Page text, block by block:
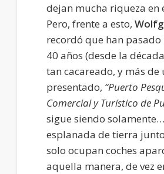
dejan mucha riqueza en
Pero, frente a esto,
recordó que han
40 años (desde la
tan cacareado, y más de
presentado, “Puerto
Comercial y Turístico de
sigue siendo
esplanada de tierra
solo ocupan coches
aquella manera, de vez